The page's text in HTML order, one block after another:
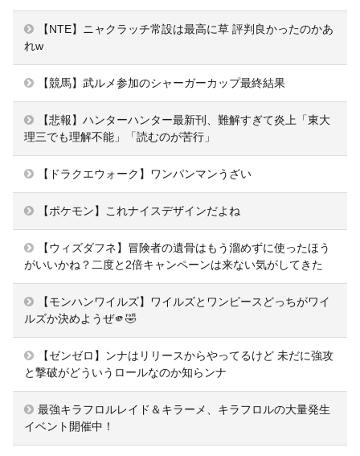
【NTE】ニャクラッチ常設は最高に草 評判良かったのかあ
れw
【競馬】武ルメ参加のシャーガーカップ最終結果
【悲報】ハンターハンター最新刊、難解すぎて炎上「東大
理三でも理解不能」「読むのが苦行」
【ドラクエウォーク】ワンパンマンうざい
【ポケモン】これナイスデザインだよね
【ウィズダフネ】冒険者の遺骨はもう溜めずに使ったほう
がいいかね？二度と2倍キャンペーンは来ない気がしてきた
【モンハンワイルズ】ワイルズとワンピースどっちがワイ
ルズか決めようぜ🫵🤣
【ゼンゼロ】ンナはリリースからやってるけど 未だに強攻
と撃破がどういうロールなのか知らンナ
最強キラフロルレイド＆キラーメ、キラフロルの大量発生
イベント開催中！